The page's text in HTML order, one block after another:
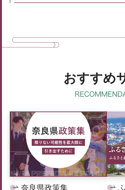
おすすめ
奈良県政策集